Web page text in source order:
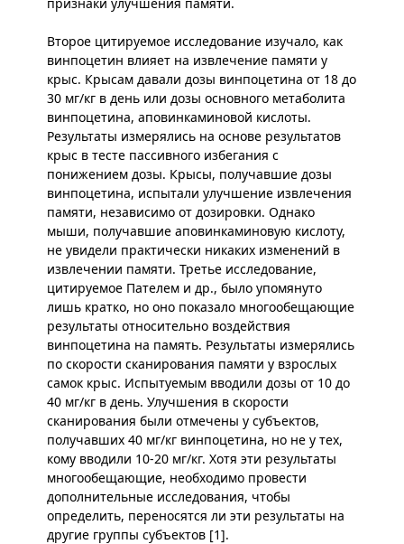
Второе цитируемое исследование изучало, как
винпоцетин влияет на извлечение памяти у
крыс. Крысам давали дозы винпоцетина от 18 до
30 мг/кг в день или дозы основного метаболита
винпоцетина, аповинкаминовой кислоты.
Результаты измерялись на основе результатов
крыс в тесте пассивного избегания с
понижением дозы. Крысы, получавшие дозы
винпоцетина, испытали улучшение извлечения
памяти, независимо от дозировки. Однако
мыши, получавшие аповинкаминовую кислоту,
не увидели практически никаких изменений в
извлечении памяти. Третье исследование,
цитируемое Пателем и др., было упомянуто
лишь кратко, но оно показало многообещающие
результаты относительно воздействия
винпоцетина на память. Результаты измерялись
по скорости сканирования памяти у взрослых
самок крыс. Испытуемым вводили дозы от 10 до
40 мг/кг в день. Улучшения в скорости
сканирования были отмечены у субъектов,
получавших 40 мг/кг винпоцетина, но не у тех,
кому вводили 10-20 мг/кг. Хотя эти результаты
многообещающие, необходимо провести
дополнительные исследования, чтобы
определить, переносятся ли эти результаты на
другие группы субъектов [1].